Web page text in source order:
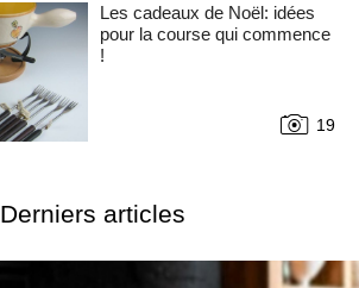
Les cadeaux de Noël: idées
pour la course qui commence
!
19
Derniers articles